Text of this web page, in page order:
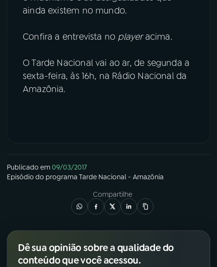
ainda existem no mundo.
Confira a entrevista no playeracima.
O Tarde Nacional vai ao ar, de segunda a
sexta-feira, às 16h, na Rádio Nacional da
Amazônia.
Publicado em09/03/2017
Episódio do programa Tarde Nacional - Amazônia
Compartilhe
Dê sua opinião sobre a qualidade do
conteúdo que você acessou.